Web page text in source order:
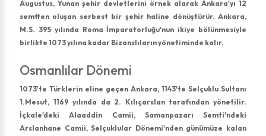
Augustus, Yunan şehir devletlerini örnek alarak Ankara'yı 12
semtten oluşan serbest bir şehir haline dönüştürür. Ankara,
M.S. 395 yılında Roma İmparatorluğu'nun ikiye bölünmesiyle
birlikte 1073 yılına kadar Bizanslıların yönetiminde kalır.
Osmanlılar Dönemi
1073'te Türklerin eline geçen Ankara, 1143'te Selçuklu Sultanı
1.Mesut, 1169 yılında da 2. Kılıçarslan tarafından yönetilir.
İçkale'deki Alaaddin Camii, Samanpazarı Semti'ndeki
Arslanhane Camii, Selçuklular Dönemi'nden günümüze kalan